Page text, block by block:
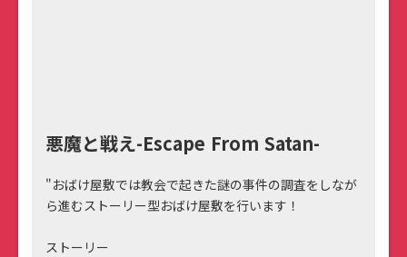
悪魔と戦え-Escape From Satan-
"おばけ屋敷では教会で起きた謎の事件の調査をしなが
ら進むストーリー型おばけ屋敷を行います！
ストーリー